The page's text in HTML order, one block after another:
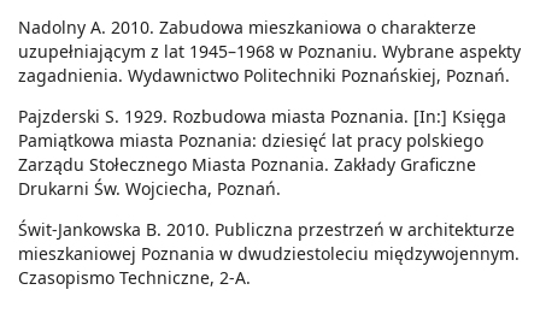
Nadolny A. 2010. Zabudowa mieszkaniowa o charakterze
uzupełniającym z lat 1945–1968 w Poznaniu. Wybrane aspekty
zagadnienia. Wydawnictwo Politechniki Poznańskiej, Poznań.
Pajzderski S. 1929. Rozbudowa miasta Poznania. [In:] Księga
Pamiątkowa miasta Poznania: dziesięć lat pracy polskiego
Zarządu Stołecznego Miasta Poznania. Zakłady Graficzne
Drukarni Św. Wojciecha, Poznań.
Świt-Jankowska B. 2010. Publiczna przestrzeń w architekturze
mieszkaniowej Poznania w dwudziestoleciu międzywojennym.
Czasopismo Techniczne, 2-A.